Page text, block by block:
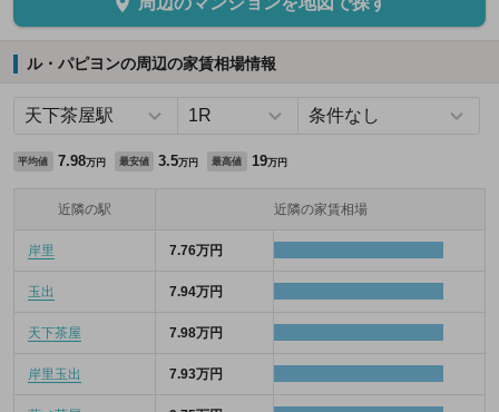
ル・パピヨンの周辺の家賃相場情報
平均値 7.98万円 最安値 3.5万円 最高値 19万円
近隣の駅 近隣の家賃相場
岸里 7.76万円
玉出 7.94万円
天下茶屋 7.98万円
岸里玉出 7.93万円